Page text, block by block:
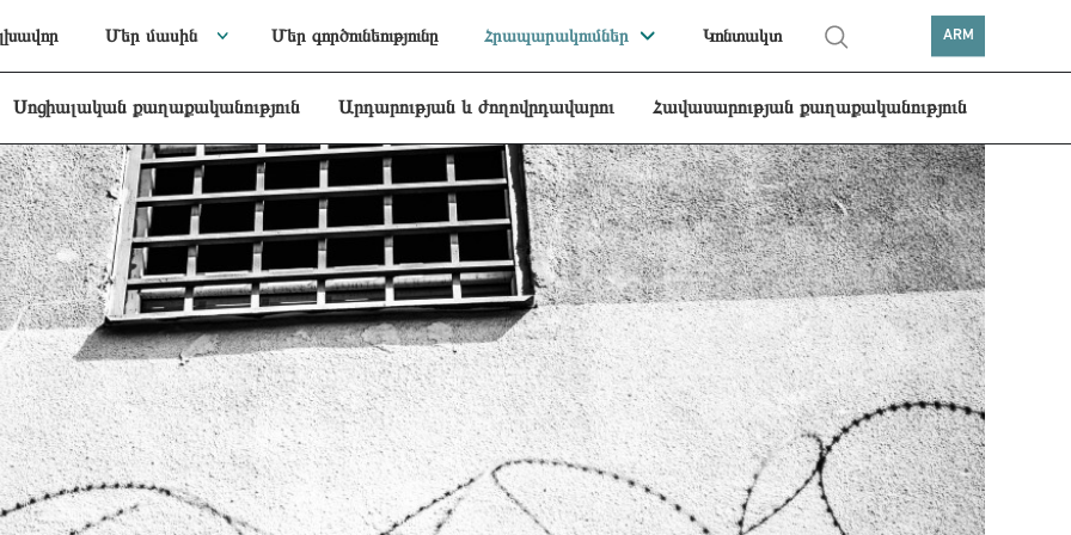
Մեր մասին Մեր գործունեությունը Հրապարակումներ Կոնտակտ ARM
Սոցիալական քաղաքականություն Արդարության և ժողովրդավարու Հավասարության քաղաքականություն